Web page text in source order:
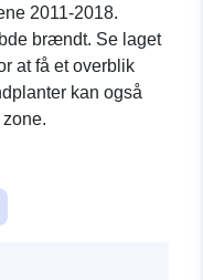
2011-2018.
brændt. Se laget
at få et overblik
kan også